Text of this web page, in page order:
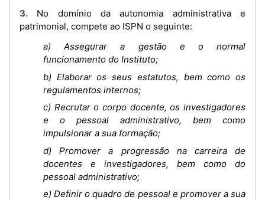
3. No domínio da autonomia administrativa e
patrimonial, compete ao ISPN o seguinte:
a) Assegurar a gestão e o normal
funcionamento do Instituto;
b) Elaborar os seus estatutos, bem como os
regulamentos internos;
c) Recrutar o corpo docente, os investigadores
e o pessoal administrativo, bem como
impulsionar a sua formação;
d) Promover a progressão na carreira de
docentes e investigadores, bem como do
pessoal administrativo;
e) Definir o quadro de pessoal e promover a sua